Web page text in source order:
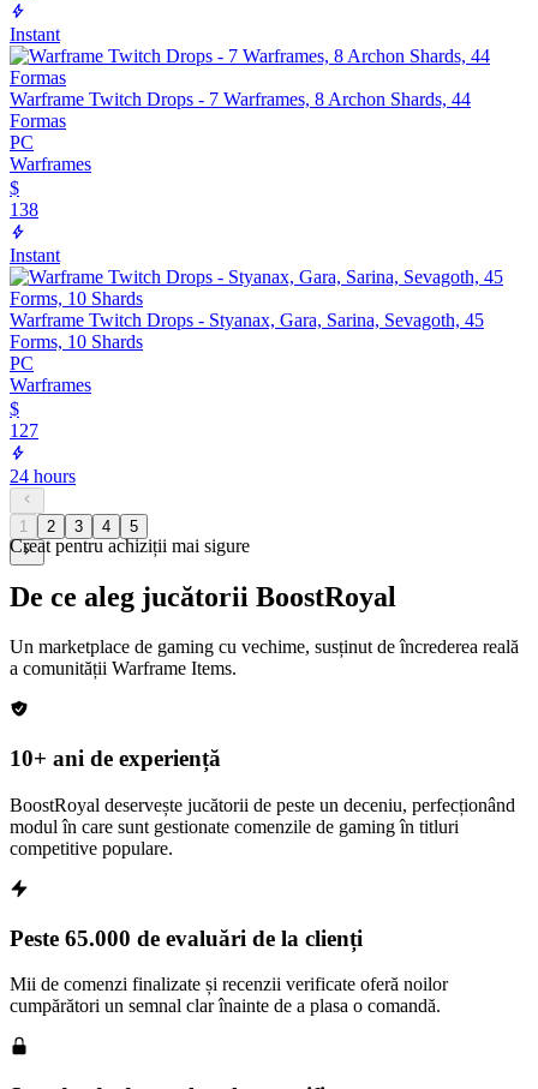
Instant
Warframe Twitch Drops - 7 Warframes, 8 Archon Shards, 44
Formas
PC
Warframes
$
138
Instant
Warframe Twitch Drops - Styanax, Gara, Sarina, Sevagoth, 45
Forms, 10 Shards
PC
Warframes
$
127
24 hours
1 2 3 4 5
Creat pentru achiziții mai sigure
De ce aleg jucătorii BoostRoyal
Un marketplace de gaming cu vechime, susținut de încrederea reală
a comunității Warframe Items.
10+ ani de experiență
BoostRoyal deservește jucătorii de peste un deceniu, perfecționând
modul în care sunt gestionate comenzile de gaming în titluri
competitive populare.
Peste 65.000 de evaluări de la clienți
Mii de comenzi finalizate și recenzii verificate oferă noilor
cumpărători un semnal clar înainte de a plasa o comandă.